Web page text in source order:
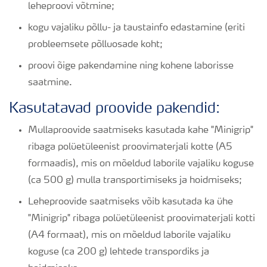
leheproovi võtmine;
kogu vajaliku põllu- ja taustainfo edastamine (eriti
probleemsete põlluosade koht;
proovi õige pakendamine ning kohene laborisse
saatmine.
Kasutatavad proovide pakendid:
Mullaproovide saatmiseks kasutada kahe "Minigrip"
ribaga polüetüleenist proovimaterjali kotte (A5
formaadis), mis on mõeldud laborile vajaliku koguse
(ca 500 g) mulla transportimiseks ja hoidmiseks;
Leheproovide saatmiseks võib kasutada ka ühe
"Minigrip" ribaga polüetüleenist proovimaterjali kotti
(A4 formaat), mis on mõeldud laborile vajaliku
koguse (ca 200 g) lehtede transpordiks ja